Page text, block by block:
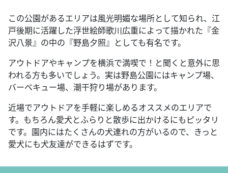
この公園があるエリアは風光明媚な場所として知られ、江
戸後期に活躍した浮世絵師歌川広重によって描かれた『金
沢八景』の中の『野島夕照』としても有名です。
アウトドアやキャンプを横浜で満喫で！と聞くと意外に思
われる方も多いでしょう。実は野島公園にはキャンプ場、
バーベキュー場、潮干狩り場があります。
近場でアウトドアを手軽に楽しめるオススメのエリアで
す。もちろん愛犬とふらりと散歩に出かけるにもピッタリ
です。園内にはたくさんの犬連れの方がいるので、きっと
愛犬にも犬友達ができるはずです。